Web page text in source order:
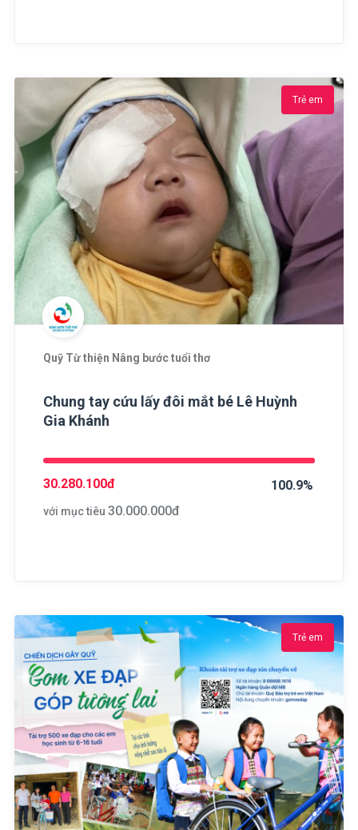
Trẻ em
Quỹ Từ thiện Nâng bước tuổi thơ
Chung tay cứu lấy đôi mắt bé Lê Huỳnh
Gia Khánh
100.9%
30.280.100đ
với mục tiêu 30.000.000đ
Trẻ em